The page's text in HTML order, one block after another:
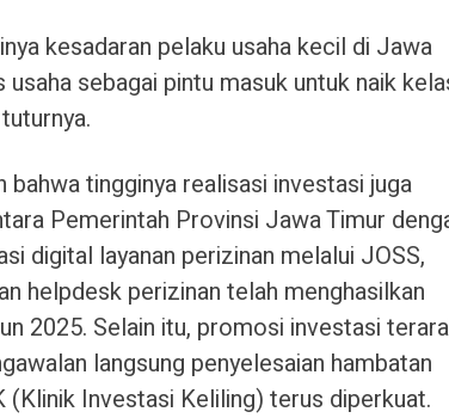
kesadaran pelaku usaha kecil di Jawa
sebagai pintu masuk untuk naik
tingginya realisasi investasi juga
Pemerintah Provinsi Jawa Timur
digital layanan perizinan melalui JOSS,
helpdesk perizinan telah menghasilkan
2025. Selain itu, promosi investasi
langsung penyelesaian hambatan
Investasi Keliling) terus diperkuat.